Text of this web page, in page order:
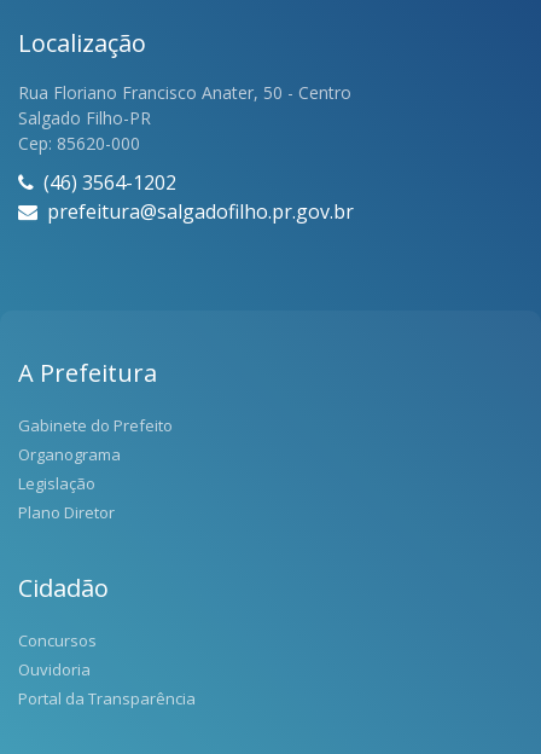
Localização
Rua Floriano Francisco Anater, 50 - Centro
Salgado Filho-PR
Cep: 85620-000
(46) 3564-1202
prefeitura@salgadofilho.pr.gov.br
A Prefeitura
Gabinete do Prefeito
Organograma
Legislação
Plano Diretor
Cidadão
Concursos
Ouvidoria
Portal da Transparência